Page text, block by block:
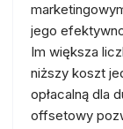
jego
Im większa
niższy koszt
opłacalną dla
offsetowy